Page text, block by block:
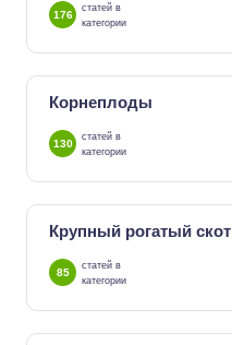
176
статей в
категории
Корнеплоды
130
статей в
категории
Крупный рогатый скот
85
статей в
категории